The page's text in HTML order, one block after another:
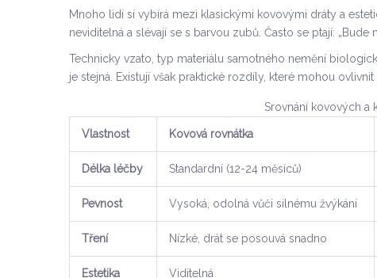
Mnoho lidí si vybírá mezi klasickými kovovými dráty a
neviditelná a slévají se s barvou zubů Často se ptají: „Bude
Technicky vzato, typ materiálu samotného nemění
je stejná. Existují však praktické rozdíly, které mohou
Srovnání kovových a
Vlastnost Kovová rovnátka
Délka léčby Standardní (12-24 měsíců)
Pevnost Vysoká, odolná vůči silnému žvýkání
Tření Nízké, drát se posouvá snadno
Estetika Viditelná